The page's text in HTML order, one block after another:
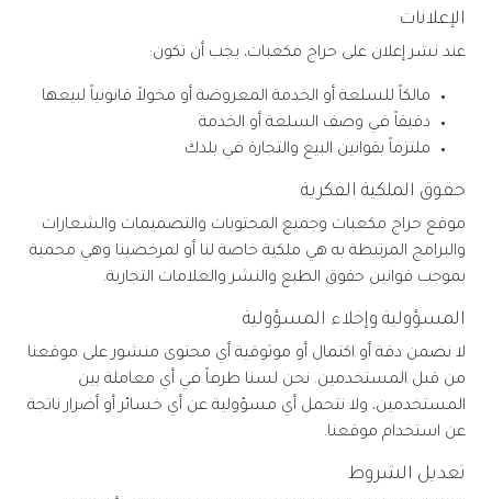
الإعلانات
عند نشر إعلان على حراج مكعبات، يجب أن تكون:
مالكاً للسلعة أو الخدمة المعروضة أو مخولاً قانونياً لبيعها
دقيقاً في وصف السلعة أو الخدمة
ملتزماً بقوانين البيع والتجارة في بلدك
حقوق الملكية الفكرية
موقع حراج مكعبات وجميع المحتويات والتصميمات والشعارات
والبرامج المرتبطة به هي ملكية خاصة لنا أو لمرخصينا وهي محمية
بموجب قوانين حقوق الطبع والنشر والعلامات التجارية.
المسؤولية وإخلاء المسؤولية
لا نضمن دقة أو اكتمال أو موثوقية أي محتوى منشور على موقعنا
من قبل المستخدمين. نحن لسنا طرفاً في أي معاملة بين
المستخدمين، ولا نتحمل أي مسؤولية عن أي خسائر أو أضرار ناتجة
عن استخدام موقعنا.
تعديل الشروط